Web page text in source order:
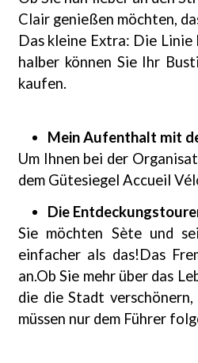
Clair genießen möchten,
Das kleine Extra: Die
halber können Sie Ihr
kaufen.
Mein Aufenthalt mit
Um Ihnen bei der
dem Gütesiegel Accueil
Die
Sie möchten Sète und
einfacher als das!Das
an.Ob Sie mehr über das
die die Stadt
müssen nur dem Führer